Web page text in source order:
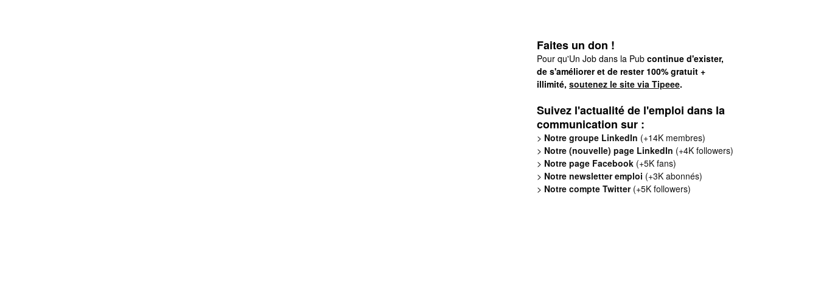
Faites un don !
Pour qu'Un Job dans la Pub continue d'exister,
de s'améliorer et de rester 100% gratuit +
illimité, soutenez le site via Tipeee.
Suivez l'actualité de l'emploi dans la
communication sur :
> Notre groupe LinkedIn (+14K membres)
> Notre (nouvelle) page LinkedIn (+4K followers)
> Notre page Facebook (+5K fans)
> Notre newsletter emploi (+3K abonnés)
> Notre compte Twitter(+5K followers)